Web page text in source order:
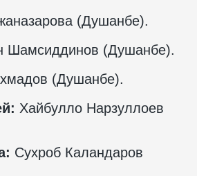
(Душанбе).
Шамсиддинов (Душанбе).
(Душанбе).
Хайбулло Нарзуллоев
Сухроб Каландаров